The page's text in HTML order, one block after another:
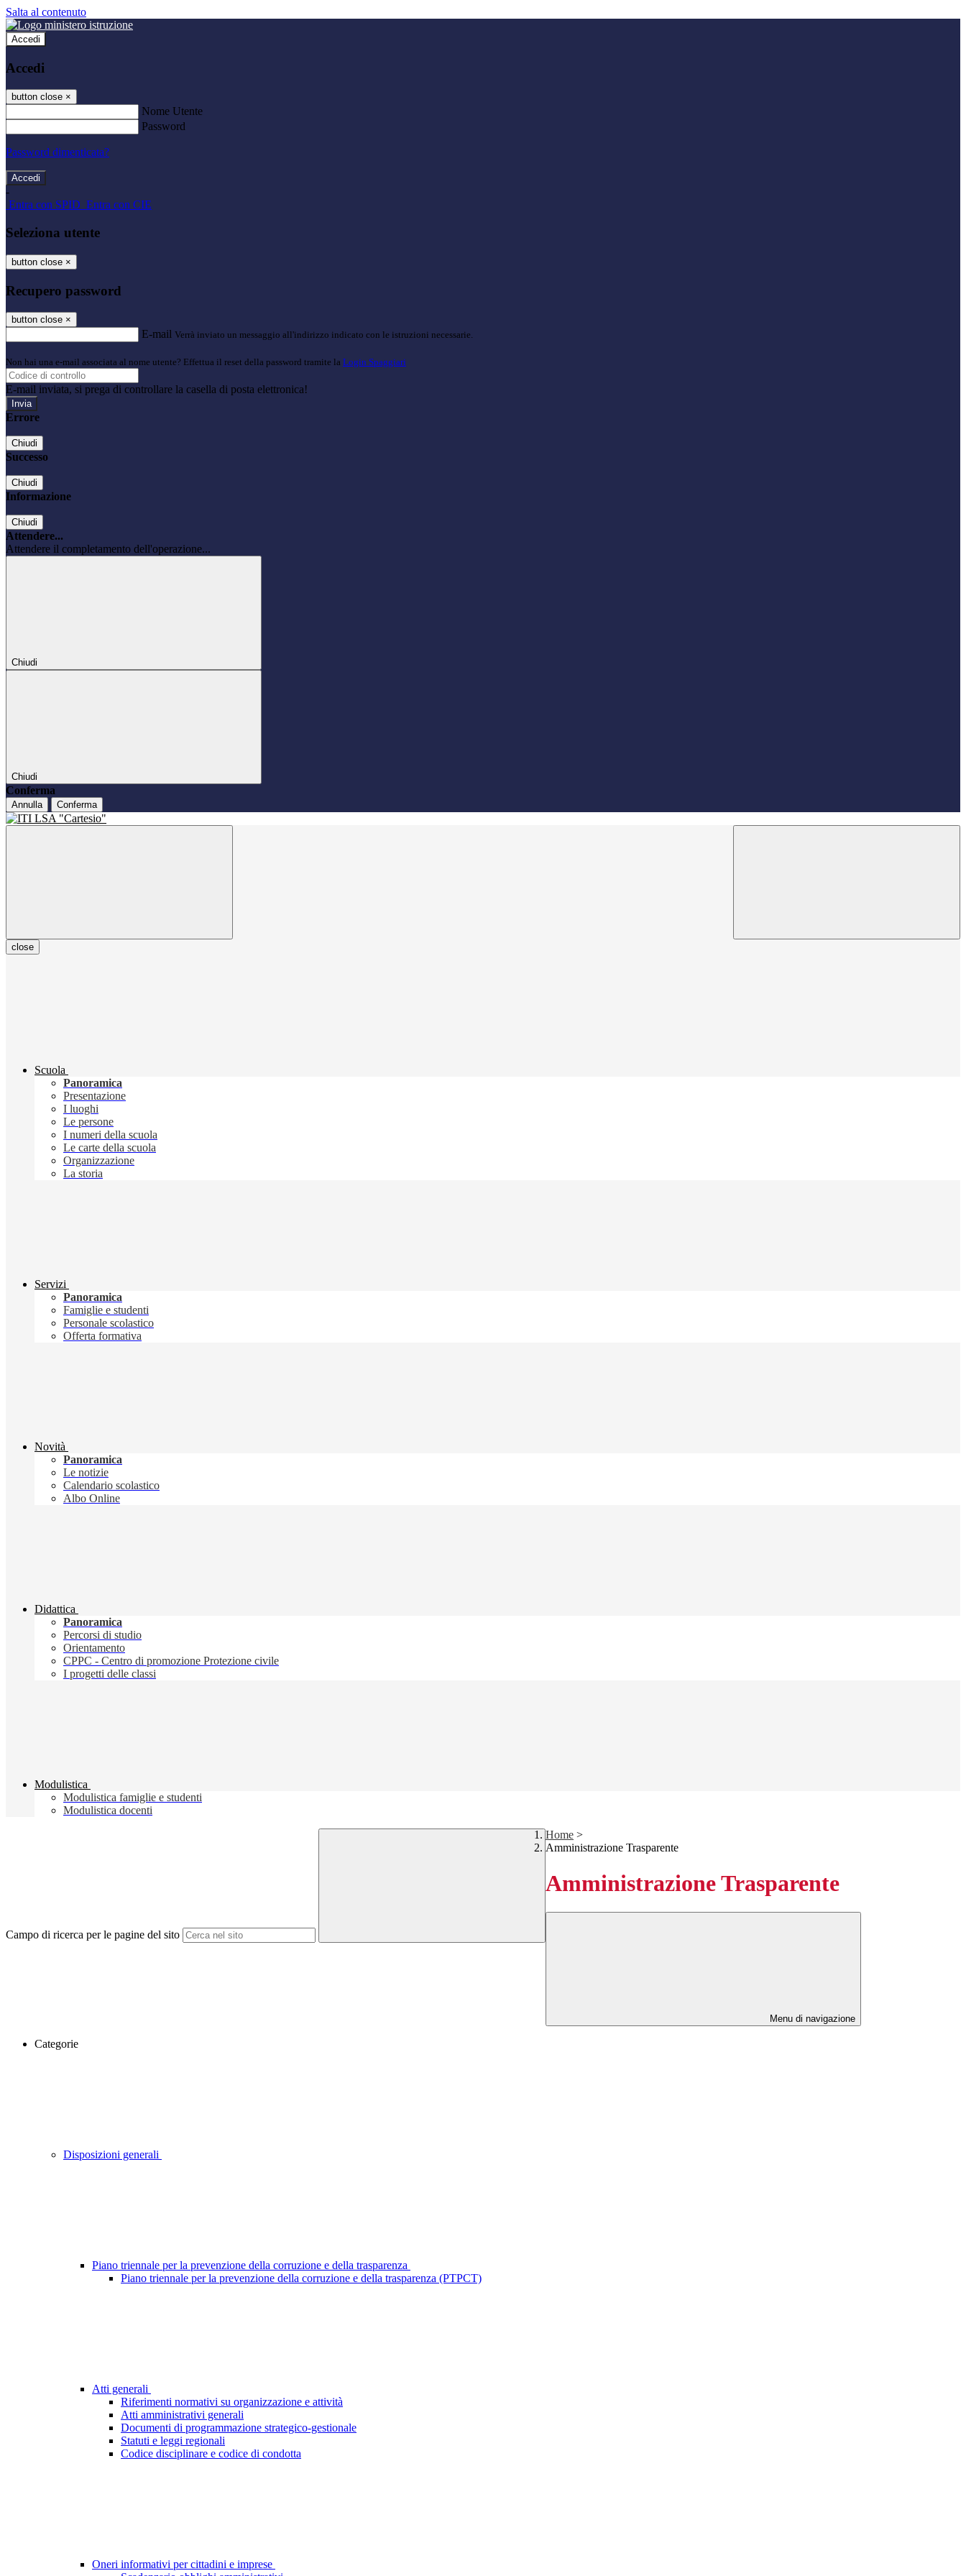
Salta al contenuto
Accedi
Accedi
button close ×
Nome Utente
Password
Password dimenticata?
-
Entra con SPID Entra con CIE
Seleziona utente
button close ×
Recupero password
button close ×
E-mail Verrà inviato un messaggio all'indirizzo indicato con le istruzioni necessarie.
Non hai una e-mail associata al nome utente? Effettua il reset della password tramite la Login Spaggiari
E-mail inviata, si prega di controllare la casella di posta elettronica!
Errore
Chiudi
Successo
Chiudi
Informazione
Chiudi
Attendere...
Attendere il completamento dell'operazione...
Chiudi
Chiudi
Conferma
Annulla Conferma
close
Scuola
Panoramica
Presentazione
I luoghi
Le persone
I numeri della scuola
Le carte della scuola
Organizzazione
La storia
Servizi
Panoramica
Famiglie e studenti
Personale scolastico
Offerta formativa
Novità
Panoramica
Le notizie
Calendario scolastico
Albo Online
Didattica
Panoramica
Percorsi di studio
Orientamento
CPPC - Centro di promozione Protezione civile
I progetti delle classi
Modulistica
Modulistica famiglie e studenti
Modulistica docenti
Campo di ricerca per le pagine del sito
Home >
Amministrazione Trasparente
Amministrazione Trasparente
Menu di navigazione
Categorie
Disposizioni generali
Piano triennale per la prevenzione della corruzione e della trasparenza
Piano triennale per la prevenzione della corruzione e della trasparenza (PTPCT)
Atti generali
Riferimenti normativi su organizzazione e attività
Atti amministrativi generali
Documenti di programmazione strategico-gestionale
Statuti e leggi regionali
Codice disciplinare e codice di condotta
Oneri informativi per cittadini e imprese